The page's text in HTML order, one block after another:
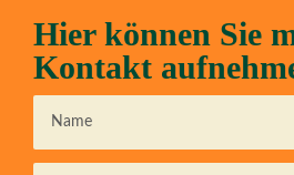
Hier können Sie
Kontakt